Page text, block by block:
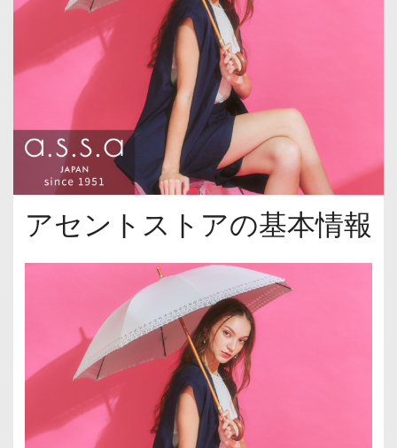
アセントストアの基本情報